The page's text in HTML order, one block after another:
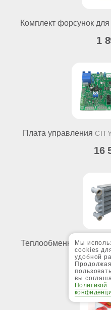
Комплект форсунок
1
Плата управления
16
Теплообменник
29
Мы
cookies
удобной
Продолжая
вы
Политикой